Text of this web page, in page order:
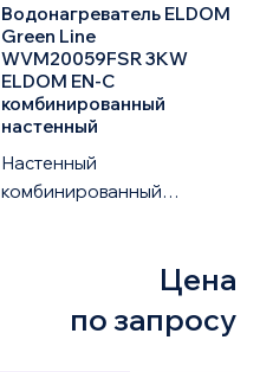
Водонагреватель ELDOM
Green Line
WVM20059FSR 3KW
ELDOM EN-C
комбинированный
настенный
Настенный
комбинированный
объемом 200 литровЦена
по запросу